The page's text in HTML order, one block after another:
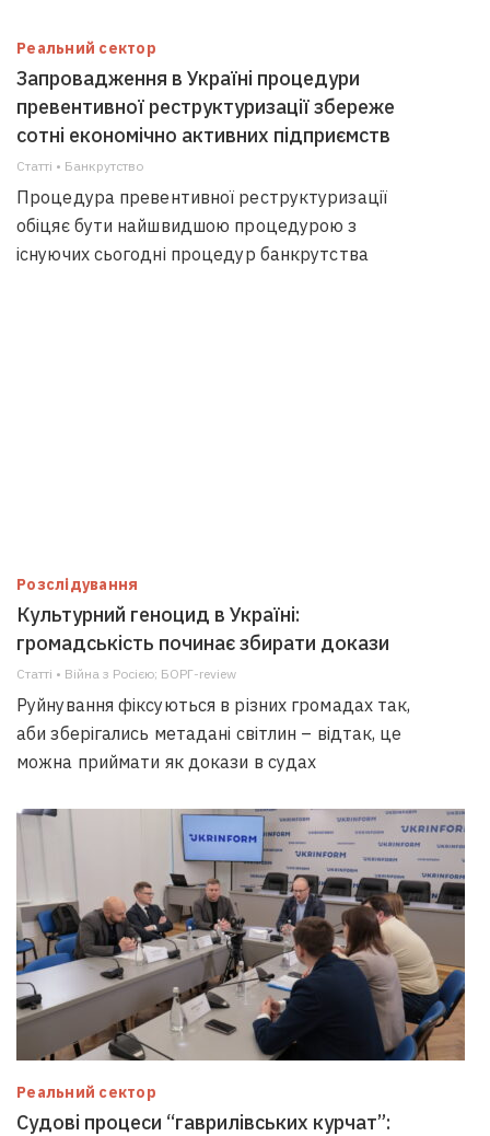
Реальний сектор
Запровадження в Україні процедури
превентивної реструктуризації збереже
сотні економічно активних підприємств
Статті • Банкрутство
Процедура превентивної реструктуризації
обіцяє бути найшвидшою процедурою з
існуючих сьогодні процедур банкрутства
Розслідування
Культурний геноцид в Україні:
громадськість починає збирати докази
Статті • Війна з Росією; БОРГ-review
Руйнування фіксуються в різних громадах так,
аби зберігались метадані світлин – відтак, це
можна приймати як докази в судах
Реальний сектор
Судові процеси “гаврилівських курчат”: